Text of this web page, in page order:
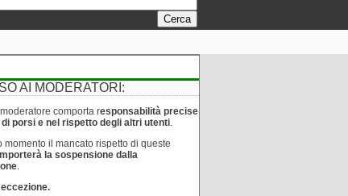
AI MODERATORI:
moderatore comporta responsabilità precise
di porsi e nel rispetto degli altri utenti.
momento il mancato rispetto di queste
la sospensione dalla
.